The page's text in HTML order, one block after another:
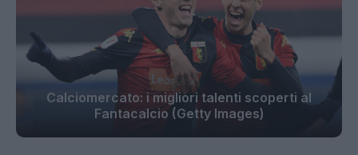
Calciomercato: i migliori talenti scoperti al
Fantacalcio (Getty Images)